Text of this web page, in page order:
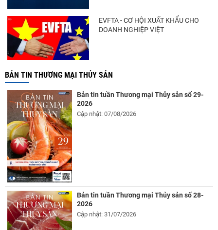
EVFTA - CƠ HỘI XUẤT KHẨU CHO
DOANH NGHIỆP VIỆT
BẢN TIN THƯƠNG MẠI THỦY SẢN
Bản tin tuần Thương mại Thủy sản số 29-
2026
Cập nhật: 07/08/2026
Bản tin tuần Thương mại Thủy sản số 28-
2026
Cập nhật: 31/07/2026